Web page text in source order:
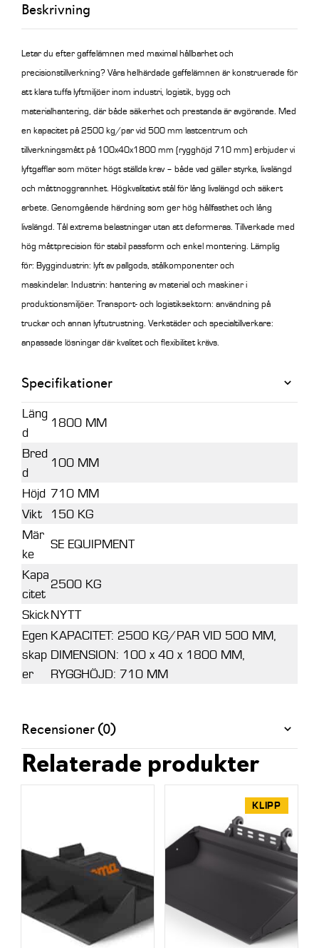
710
mm
mängd
Beskrivning
Letar du efter gaffelämnen med maximal hållbarhet och
precisionstillverkning? Våra helhärdade gaffelämnen är konstruerade för
att klara tuffa lyftmiljöer inom industri, logistik, bygg och
materialhantering, där både säkerhet och prestanda är avgörande. Med
en kapacitet på 2500 kg/par vid 500 mm lastcentrum och
tillverkningsmått på 100x40x1800 mm (rygghöjd 710 mm) erbjuder vi
lyftgafflar som möter högt ställda krav – både vad gäller styrka, livslängd
och måttnoggrannhet. Högkvalitativt stål för lång livslängd och säkert
arbete. Genomgående härdning som ger hög hållfasthet och lång
livslängd. Tål extrema belastningar utan att deformeras. Tillverkade med
hög måttprecision för stabil passform och enkel montering. Lämplig
för: Byggindustrin: lyft av pallgods, stålkomponenter och
maskindelar. Industrin: hantering av material och maskiner i
produktionsmiljöer. Transport- och logistiksektorn: användning på
truckar och annan lyftutrustning. Verkstäder och specialtillverkare:
anpassade lösningar där kvalitet och flexibilitet krävs.
Specifikationer
Läng
d
1800 MM
Bred
d
100 MM
Höjd 710 MM
Vikt
150 KG
Mär
ke
SE EQUIPMENT
Kapa
citet
2500 KG
SkickNYTT
Egen
skap
er
KAPACITET: 2500 KG/PAR VID 500 MM,
DIMENSION: 100 x 40 x 1800 MM,
RYGGHÖJD: 710 MM
Recensioner (0)
Relaterade produkter
KLIPP